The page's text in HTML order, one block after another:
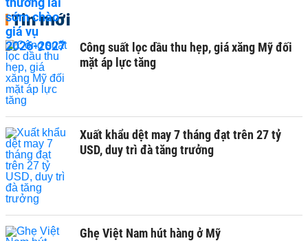
Tin mới
Công suất lọc dầu thu hẹp, giá xăng Mỹ đối
mặt áp lực tăng
Xuất khẩu dệt may 7 tháng đạt trên 27 tỷ
USD, duy trì đà tăng trưởng
Ghẹ Việt Nam hút hàng ở Mỹ